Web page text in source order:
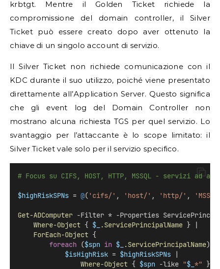
krbtgt. Mentre il Golden Ticket richiede la
compromissione del domain controller, il Silver
Ticket può essere creato dopo aver ottenuto la
chiave di un singolo account di servizio.
Il Silver Ticket non richiede comunicazione con il
KDC durante il suo utilizzo, poiché viene presentato
direttamente all’Application Server. Questo significa
che gli event log del Domain Controller non
mostrano alcuna richiesta TGS per quel servizio. Lo
svantaggio per l’attaccante è lo scope limitato: il
Silver Ticket vale solo per il servizio specifico.
# Focus su CIFS, HOST, HTTP, MSSQL - servizi ad
$highRiskSPNs = @( 'cifs/' , 'host/' , 'http/' ,
Get-ADComputer -Filter * -Properties
Where-Object { $_ .ServicePrincipalName } |
ForEach-Object {
foreach ($spn in $_ .ServicePrincipalName) {
$isHighRisk = $highRiskSPNs |
Where-Object { $spn -like "$_ *" }